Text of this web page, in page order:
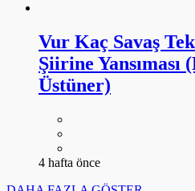
Vur Kaç Savaş
Şiirine Yansıması
Üstüner)
4 hafta önce